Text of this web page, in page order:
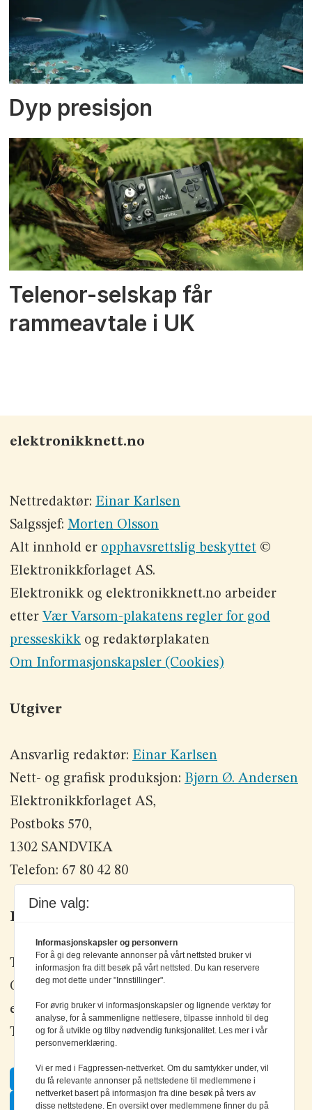
Dyp presisjon
Telenor-selskap får
rammeavtale i UK
elektronikknett.no
Nettredaktør: Einar Karlsen
Salgssjef: Morten Olsson
Alt innhold er opphavsrettslig beskyttet©
Elektronikkforlaget AS.
Elektronikk og elektronikknett.no arbeider
etter Vær Varsom-plakatens regler for god
presseskikkog redaktørplakaten
Om Informasjonskapsler (Cookies)
Utgiver
Ansvarlig redaktør: Einar Karlsen
Nett- og grafisk produksjon: Bjørn Ø. Andersen
Elektronikkforlaget AS,
Postboks 570,
1302 SANDVIKA
Telefon: 67 80 42 80
Kontakt oss
Tlf: +47 67 80 42 80
Olav Brunborgs vei 6, 1396 Billingstad
epost: elektronikk@elektronikkforlaget.no
Tips oss:tips@elektronikkforlaget.no
Facebook
Twitter
Dine valg:
Informasjonskapsler og personvern
For å gi deg relevante annonser på vårt nettsted bruker vi
informasjon fra ditt besøk på vårt nettsted. Du kan reservere
deg mot dette under "Innstillinger".
For øvrig bruker vi informasjonskapsler og lignende verktøy for
analyse, for å sammenligne nettlesere, tilpasse innhold til deg
og for å utvikle og tilby nødvendig funksjonalitet. Les mer i vår
personvernerklæring.
Vi er med i Fagpressen-nettverket. Om du samtykker under, vil
du få relevante annonser på nettstedene til medlemmene i
nettverket basert på informasjon fra dine besøk på tvers av
disse nettstedene. En oversikt over medlemmene finner du på